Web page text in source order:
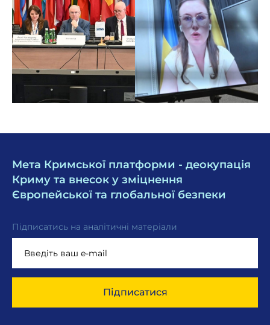
Мета Кримської платформи - деокупація
Криму та внесок у зміцнення
Європейської та глобальної безпеки
Підписатись на аналітичні матеріали
Підписатися